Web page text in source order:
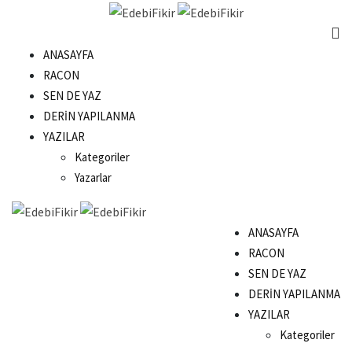
content ANASAYFA
RACON
SEN DE YAZ
DERIN YAPILANMA
YAZILAR
Kategoriler
Yazarlar
ANASAYFA
RACON
SEN DE YAZ
DERIN YAPILANMA
YAZILAR
Kategoriler